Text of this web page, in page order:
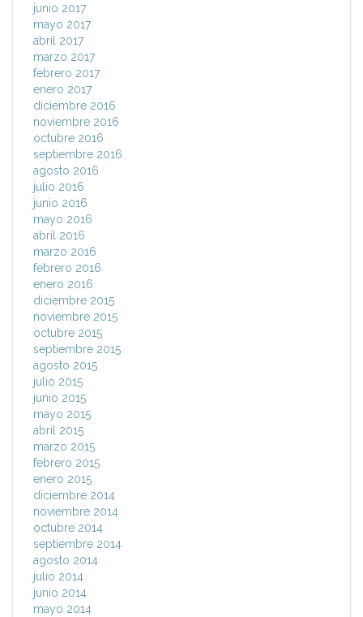
junio 2017
mayo 2017
abril 2017
marzo 2017
febrero 2017
enero 2017
diciembre 2016
noviembre 2016
octubre 2016
septiembre 2016
agosto 2016
julio 2016
junio 2016
mayo 2016
abril 2016
marzo 2016
febrero 2016
enero 2016
diciembre 2015
noviembre 2015
octubre 2015
septiembre 2015
agosto 2015
julio 2015
junio 2015
mayo 2015
abril 2015
marzo 2015
febrero 2015
enero 2015
diciembre 2014
noviembre 2014
octubre 2014
septiembre 2014
agosto 2014
julio 2014
junio 2014
mayo 2014